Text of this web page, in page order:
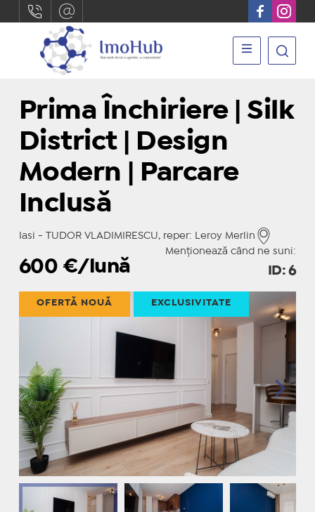
Prima Închiriere | Silk
District | Design
Modern | Parcare
Inclusă
Iasi - TUDOR VLADIMIRESCU, reper: Leroy Merlin
Menționează când ne suni:
600 €/lună ID: 6
OFERTĂ NOUĂ EXCLUSIVITATE